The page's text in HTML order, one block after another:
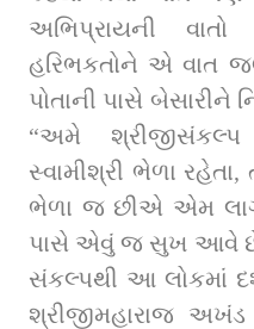
અભિપ્રાયની
હરિભકતોને એ વાત
પોતાની પાસે બેસારીને
“અમે
સ્વામીશ્રી ભેળા
ભેળા જ છીએ એમ
પાસે એવું જ સુખ આવે છે.
સંકલ્પથી આ લોકમાં
શ્રીજીમહારાજ